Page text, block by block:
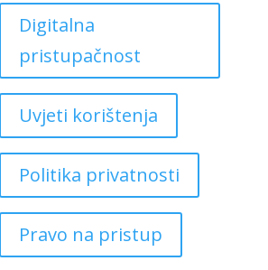
Digitalna
pristupačnost
Uvjeti korištenja
Politika privatnosti
Pravo na pristup